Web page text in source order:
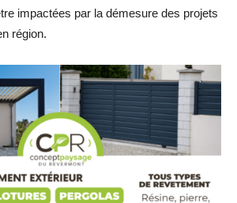
impactées par la démesure des projets
région.